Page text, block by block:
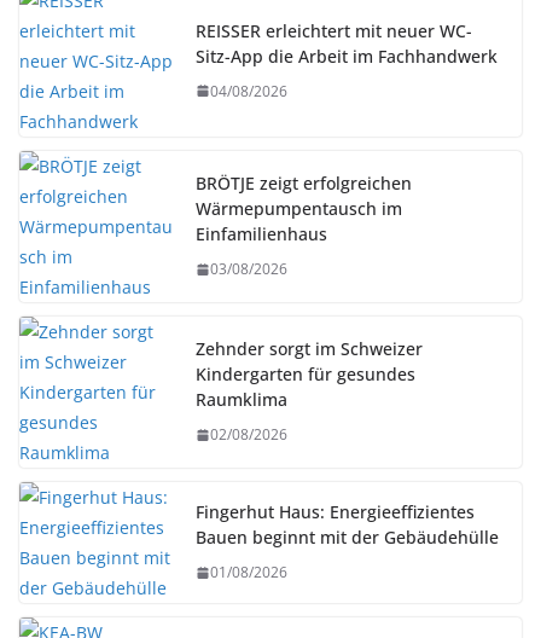
REISSER erleichtert mit neuer WC-
Sitz-App die Arbeit im Fachhandwerk
04/08/2026
BRÖTJE zeigt erfolgreichen
Wärmepumpentausch im
Einfamilienhaus
03/08/2026
Zehnder sorgt im Schweizer
Kindergarten für gesundes
Raumklima
02/08/2026
Fingerhut Haus: Energieeffizientes
Bauen beginnt mit der Gebäudehülle
01/08/2026